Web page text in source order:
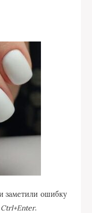
заметили ошибку
Ctrl+Enter.